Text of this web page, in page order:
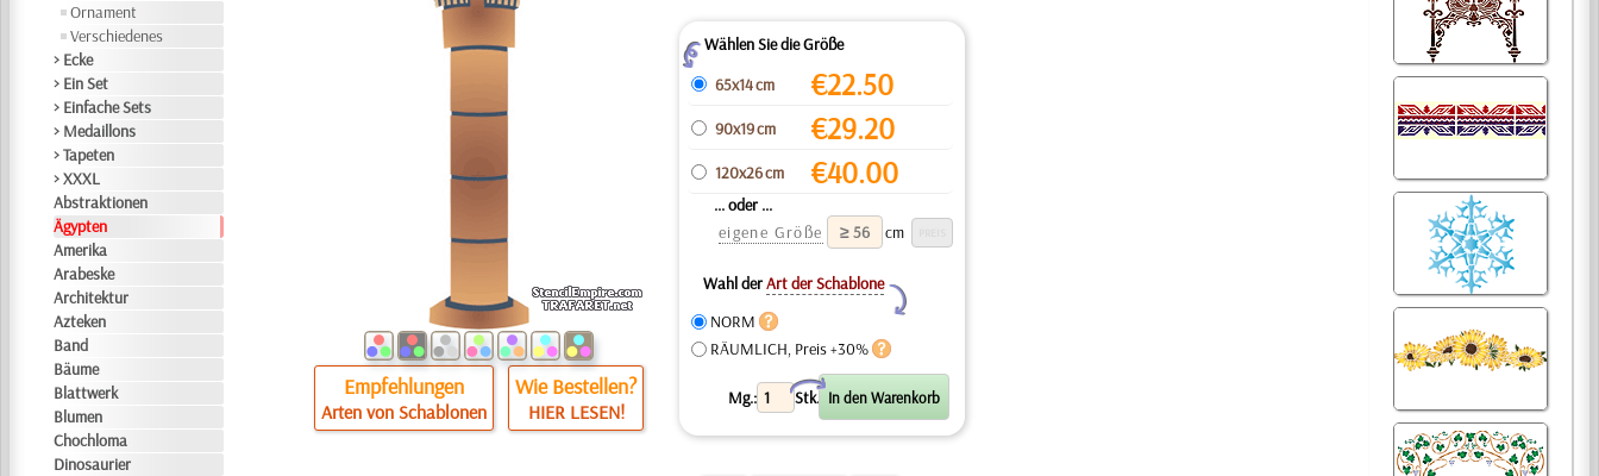
Ornament
Verschiedenes
> Ecke
> Ein Set
> Einfache Sets
> Medaillons
> Tapeten
> XXXL
Abstraktionen
Ägypten
Amerika
Arabeske
Architektur
Azteken
Band
Bäume
Blattwerk
Blumen
Chochloma
Dinosaurier
Empfehlungen
Arten von Schablonen
Wie Bestellen?
HIER LESEN!
ZWählen Sie die Größe
65x14 cm
€22.50
90x19 cm €29.20
120x26 cm €40.00
... oder ...
eigene Größe
cm
Wahl derArt der Schablone
Y
NORM
RÄUMLICH, Preis +30%
Mg.: Stk.
X